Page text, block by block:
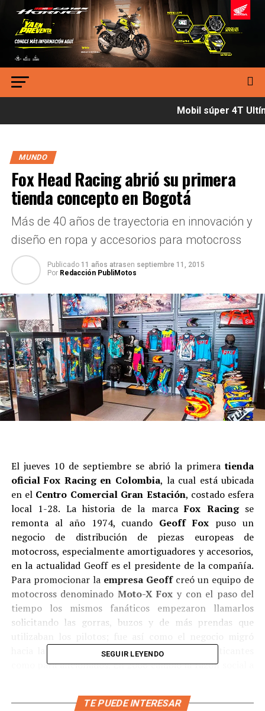
Mobil súper 4T
MUNDO
Fox Head Racing abrió su primera
tienda concepto en Bogotá
Más de 40 años de trayectoria en innovación y
diseño en ropa y accesorios para motocross
Publicado 11 años atrasen septiembre 11, 2015
Por Redacción PubliMotos
El jueves 10 de septiembre se abrió la primera tienda
oficial Fox Racing en Colombia, la cual está ubicada
en el Centro Comercial Gran Estación, costado esfera
local 1-28. La historia de la marcaFox Racingse
remonta al año 1974, cuando Geoff Fox puso un
negocio de distribución de piezas europeas de
motocross, especialmente amortiguadores y accesorios,
en la actualidad Geoff es el presidente de la compañía.
Para promocionar la empresa Geoffcreó un equipo de
motocross denominado Moto-X Fox y con el paso del
tiempo los mismos fanáticos empezaron llamarlos
solicitando las gorras, buzos y de más prendas que
hacia la ropa y accesorios tanto para los practicantes
como para aficionados. En 2006 cambio la razón social a
otros atletas más allá del motocross, como el surf, el
skate y el snowboard. Hoy en día los productosFOXse
SEGUIR LEYENDO
TE PUEDE INTERESAR